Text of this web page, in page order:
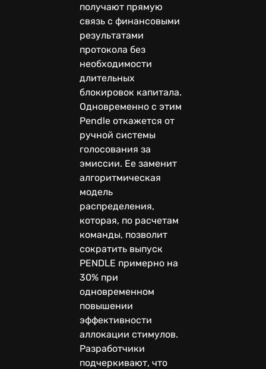
получают прямую
связь с финансовыми
результатами
протокола без
необходимости
длительных
блокировок капитала.
Одновременно с этим
Pendle откажется от
ручной системы
голосования за
эмиссии. Ее заменит
алгоритмическая
модель
распределения,
которая, по расчетам
команды, позволит
сократить выпуск
PENDLE примерно на
30% при
одновременном
повышении
эффективности
аллокации стимулов.
Разработчики
подчеркивают, что